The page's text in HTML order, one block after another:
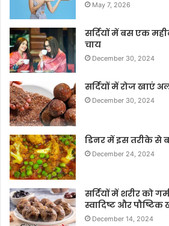
May 7, 2026
सर्दियों में बस एक
चाय
December 30, 2024
सर्दियों में रोज खाएं
December 30, 2024
डिनर में इस तरीके से
December 24, 2024
सर्दियों में शरीर को
स्वादिष्ट और
December 14, 2024